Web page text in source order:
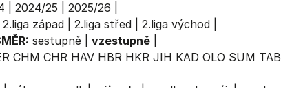
2024/25 2025/26
2.liga západ| 2.liga střed| 2.liga východ|
sestupně| vzestupně|
CHM CHR HAV HBR HKR JIH KAD OLO SUM TAB